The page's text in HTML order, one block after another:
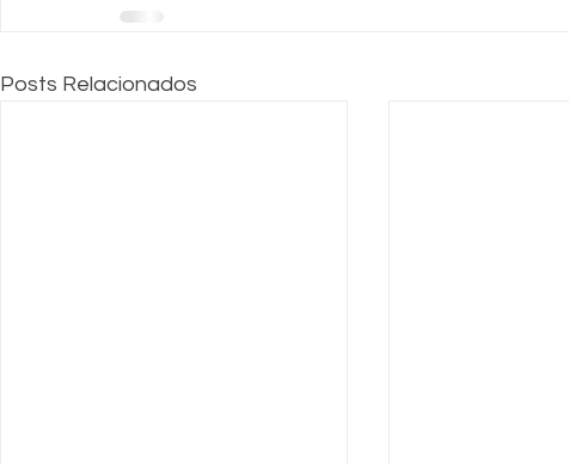
Posts Relacionados